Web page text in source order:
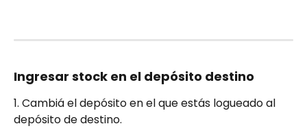
Ingresar stock en el depósito destino
1. Cambiá el depósito en el que estás logueado al
depósito de destino.